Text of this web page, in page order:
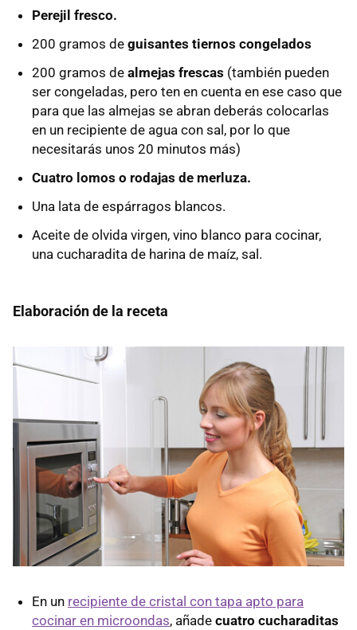
Perejil fresco.
200 gramos de guisantes tiernos congelados
200 gramos de almejas frescas (también pueden
ser congeladas, pero ten en cuenta en ese caso que
para que las almejas se abran deberás colocarlas
en un recipiente de agua con sal, por lo que
necesitarás unos 20 minutos más)
Cuatro lomos o rodajas de merluza.
Una lata de espárragos blancos.
Aceite de olvida virgen, vino blanco para cocinar,
una cucharadita de harina de maíz, sal.
Elaboración de la receta
En un recipiente de cristal con tapa apto para
cocinar en microondas, añade cuatro cucharaditas